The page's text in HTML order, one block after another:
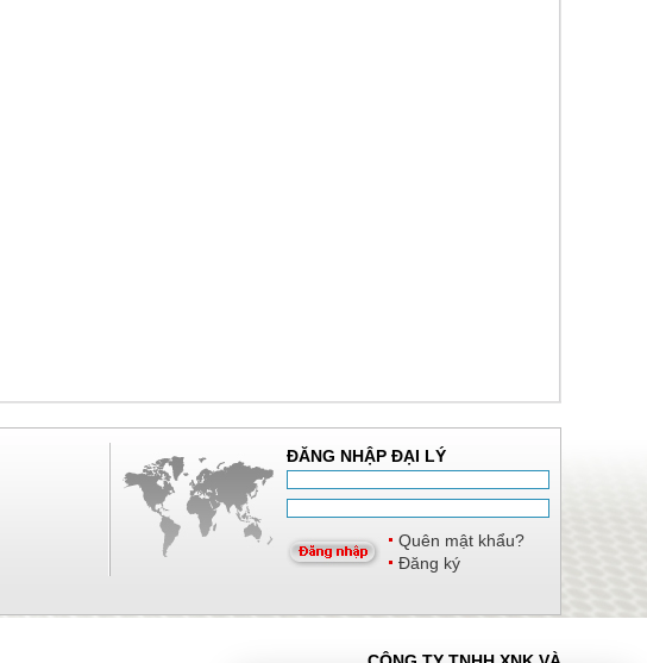
ĐĂNG NHẬP ĐẠI LÝ
Quên mật khẩu?
Đăng ký